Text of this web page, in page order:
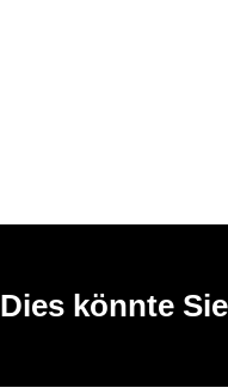
Dies könnte